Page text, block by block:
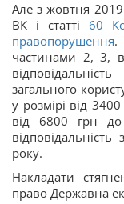
Але з жовтня
ВК і статті 60
правопорушення.
частинами 2, 3, в
загального
у розмірі від
від 6800 грн
року.
Накладати
право Державна